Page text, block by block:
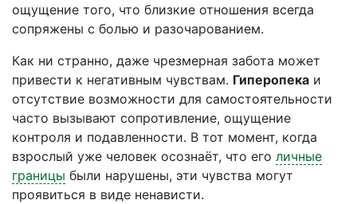
ощущение того, что близкие отношения всегда
сопряжены с болью и разочарованием.
Как ни странно, даже чрезмерная забота может
привести к негативным чувствам. Гиперопека и
отсутствие возможности для самостоятельности
часто вызывают сопротивление, ощущение
контроля и подавленности. В тот момент, когда
взрослый уже человек осознаёт, что его личные
границы были нарушены, эти чувства могут
проявиться в виде ненависти.